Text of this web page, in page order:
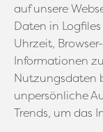
auf unsere
Daten in
Uhrzeit,
Informationen
Nutzungsdaten
unpersönliche
Trends, um das